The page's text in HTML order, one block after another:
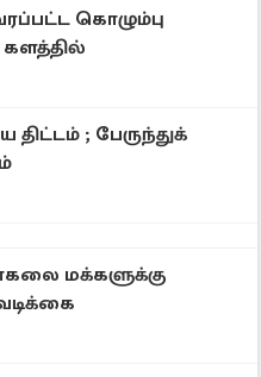
கொழும்பு
களத்தில்
திட்டம் ; பேருந்துக்
மக்களுக்கு